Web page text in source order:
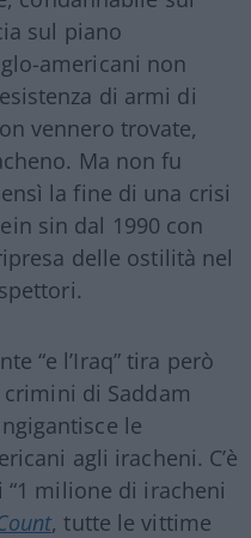
sul piano
americani non
di armi di
vennero trovate,
Ma non fu
la fine di una crisi
sin dal 1990 con
delle ostilità nel
“e l’Iraq” tira però
di Saddam
le
agli iracheni. C’è
“1 milione di iracheni
, tutte le vittime